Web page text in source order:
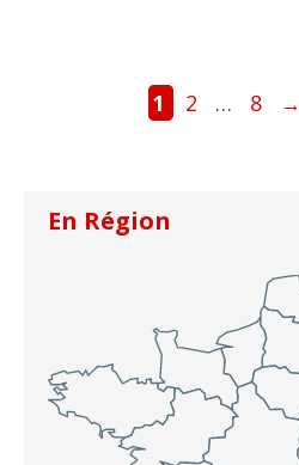
Page
1 Page
2 … Page
8 →
En Région